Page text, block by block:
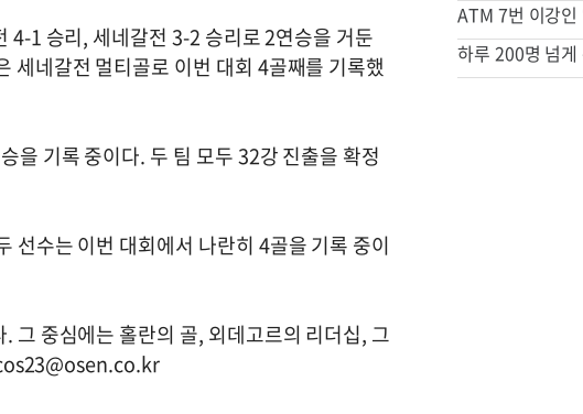
4-1 승리, 세네갈전 3-2 승리로 2연승을 거둔
세네갈전 멀티골로 이번 대회 4골째를 기록했
을 기록 중이다. 두 팀 모두 32강 진출을 확정
선수는 이번 대회에서 나란히 4골을 기록 중이
그 중심에는 홀란의 골, 외데고르의 리더십, 그